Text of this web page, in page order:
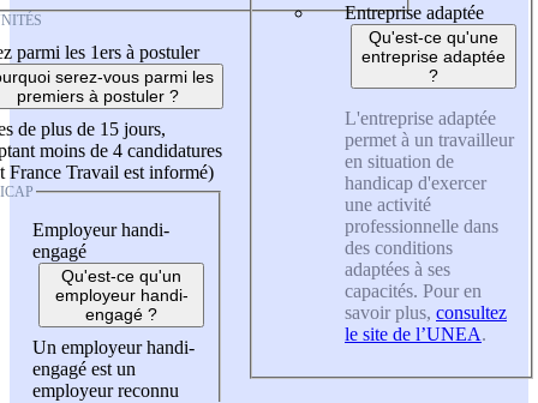
parmi les 1ers à postuler
serez-vous parmi les
premiers à postuler ?
de plus de 15 jours,
moins de 4 candidatures
France Travail est informé)
Employeur handi-
engagé
Qu'est-ce qu'un
employeur handi-
engagé ?
Un employeur handi-
engagé est un
employeur reconnu
Entreprise adaptée
Qu'est-ce qu'une
entreprise adaptée
?
L'entreprise adaptée
permet à un travailleur
en situation de
handicap d'exercer
une activité
professionnelle dans
des conditions
adaptées à ses
capacités. Pour en
savoir plus, consultez
le site de l’UNEA.